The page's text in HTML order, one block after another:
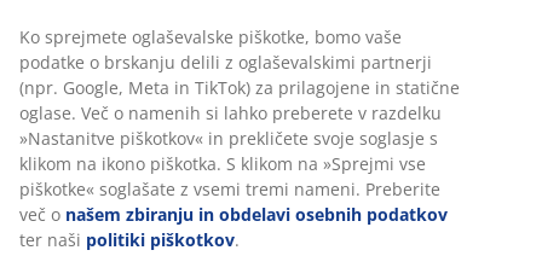
Ko sprejmete oglaševalske piškotke, bomo vaše
podatke o brskanju delili z oglaševalskimi partnerji
(npr. Google, Meta in TikTok) za prilagojene in statične
oglase. Več o namenih si lahko preberete v razdelku
»Nastanitve piškotkov« in prekličete svoje soglasje s
klikom na ikono piškotka. S klikom na »Sprejmi vse
piškotke« soglašate z vsemi tremi nameni. Preberite
več o našem zbiranju in obdelavi osebnih podatkov
ter naši politiki piškotkov.